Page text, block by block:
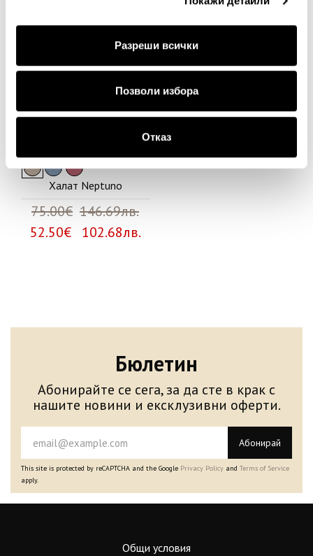
Разреши всички
Позволи избора
Отказ
Халат Neptuno
75.00€ 146.69лв.
52.50€ 102.68лв.
Бюлетин
Абонирайте се сега, за да сте в крак с
нашите новини и ексклузивни оферти.
Абонирай
This site is protected by reCAPTCHA and the Google Privacy Policy and Terms of Service
apply.
Общи условия